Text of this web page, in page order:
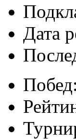
Дата
Побед: